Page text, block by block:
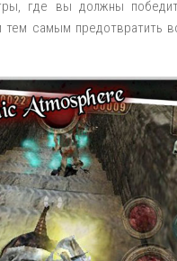
где вы должны
самым предотвратить